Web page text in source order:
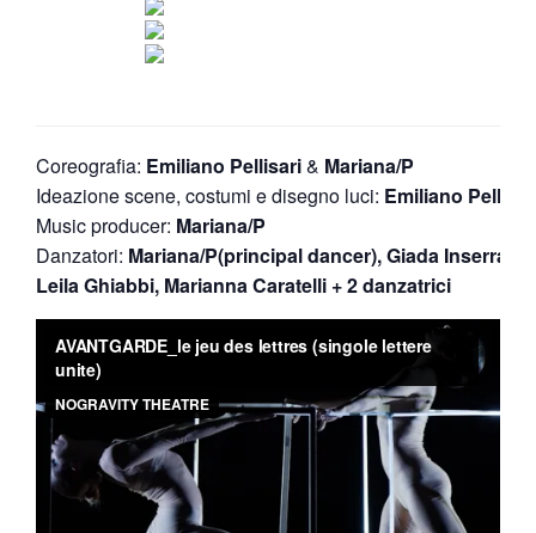
Coreografia: Emiliano Pellisari& Mariana/P
Ideazione scene, costumi e disegno luci: Emiliano
Music producer: Mariana/P
Danzatori: Mariana/P(principal dancer),Giada Inserra,
Leila Ghiabbi, Marianna Caratelli + 2 danzatrici